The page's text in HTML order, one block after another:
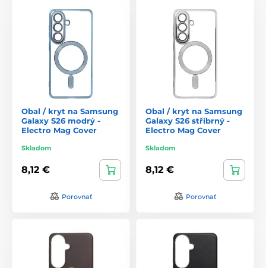
Obal / kryt na Samsung
Galaxy S26 modrý -
Electro Mag Cover
Skladom
8,12 €
Porovnať
Obal / kryt na Samsung
Galaxy S26 stříbrný -
Electro Mag Cover
Skladom
8,12 €
Porovnať